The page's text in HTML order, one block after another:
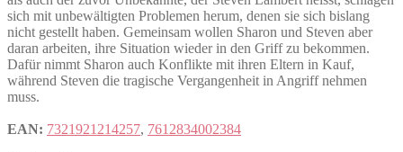
sich mit unbewältigten Problemen herum, denen sie sich bislang
nicht gestellt haben. Gemeinsam wollen Sharon und Steven aber
daran arbeiten, ihre Situation wieder in den Griff zu bekommen.
Dafür nimmt Sharon auch Konflikte mit ihren Eltern in Kauf,
während Steven die tragische Vergangenheit in Angriff nehmen
muss.
EAN: 7321921214257, 7612834002384